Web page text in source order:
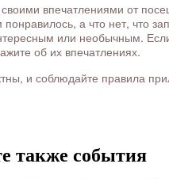
впечатлениями от
а что нет, что
или необычным.
об их впечатлениях.
и соблюдайте правила
также события